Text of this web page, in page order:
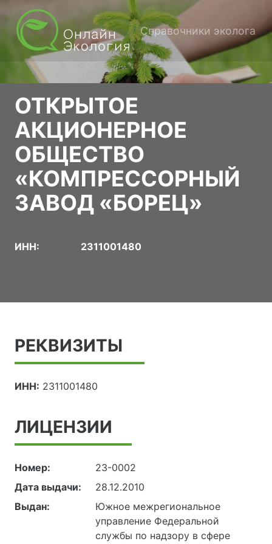
Справочники эколога
ОТКРЫТОЕ
АКЦИОНЕРНОЕ
ОБЩЕСТВО
«КОМПРЕССОРНЫЙ
ЗАВОД «БОРЕЦ»
ИНН: 2311001480
РЕКВИЗИТЫ
ИНН: 2311001480
ЛИЦЕНЗИИ
Номер:
23-0002
Дата выдачи:
28.12.2010
Выдан:
Южное межрегиональное
управление Федеральной
службы по надзору в сфере